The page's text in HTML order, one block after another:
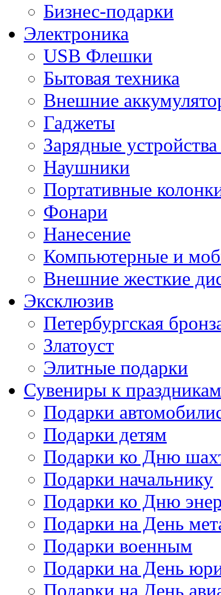
Бизнес-подарки
Электроника
USB Флешки
Бытовая техника
Внешние
Гаджеты
Зарядные
Наушники
Портативные
Фонари
Нанесение
Компьютерные и
Внешние жесткие
Эксклюзив
Петербургская
Златоуст
Элитные подарки
Сувениры к праздникам
Подарки
Подарки детям
Подарки ко Дню
Подарки начальнику
Подарки ко Дню
Подарки на День
Подарки военным
Подарки на День
Подарки на День